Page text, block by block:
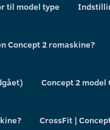
til model type
Concept 2 romaskine?
Concept 2 model
CrossFit |